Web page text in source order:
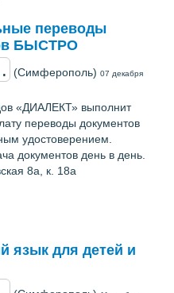
переводы
БЫСТРО
(Симферополь) 07 декабря
«ДИАЛЕКТ» выполнит
переводы документов
удостоверением.
документов день в день.
8а, к. 18а
язык для детей и